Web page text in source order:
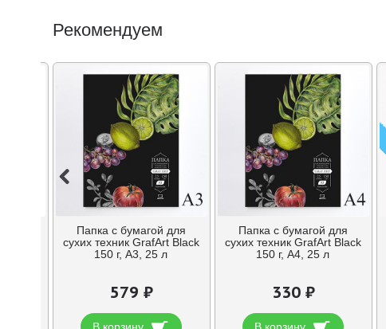
Рекомендуем
Папка с бумагой для
сухих техник GrafArt Black
150 г, A3, 25 л
579 ₽
В корзину
Папка с бумагой для
сухих техник GrafArt Black
150 г, A4, 25 л
330 ₽
В корзину